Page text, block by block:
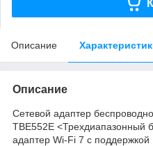
Описание
Описание
Сетевой адаптер
TBE552E <Трехдиапазонный
адаптер Wi-Fi 7 с